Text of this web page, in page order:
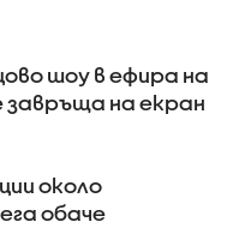
шоу в ефира на
завръща на екран
около
обаче